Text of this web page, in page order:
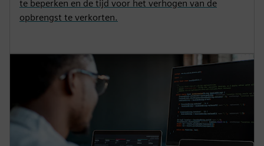
te beperken en de tijd voor het verhogen van de
opbrengst te verkorten.